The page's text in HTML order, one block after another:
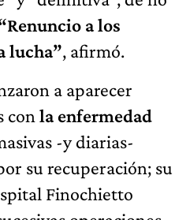
a los
lucha”, afirmó.
a aparecer
con la enfermedad
-y diarias-
su recuperación; su
Finochietto